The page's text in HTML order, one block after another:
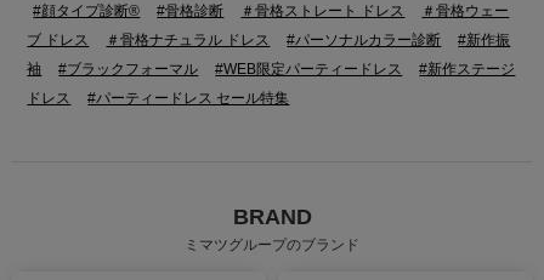
#顔タイプ診断® #骨格診断 ＃骨格ストレート ドレス
＃骨格ウェー
ブ ドレス
＃骨格ナチュラル ドレス #パーソナルカラー診断
#新作振
袖
#ブラックフォーマル #WEB限定パーティードレス
#新作ステージ
ドレス
#パーティードレス セール特集
BRAND
ミマツグループのブランド